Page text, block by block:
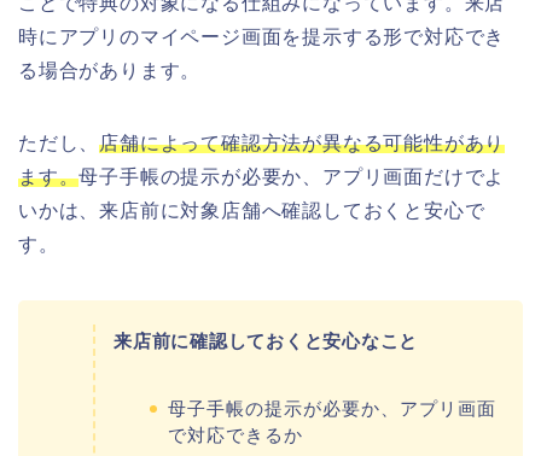
時にアプリのマイページ画面を提示する形で対応でき
る場合があります。
ただし、店舗によって確認方法が異なる可能性があり
ます。母子手帳の提示が必要か、アプリ画面だけでよ
いかは、来店前に対象店舗へ確認しておくと安心で
す。
来店前に確認しておくと安心なこと
母子手帳の提示が必要か、アプリ画面
で対応できるか